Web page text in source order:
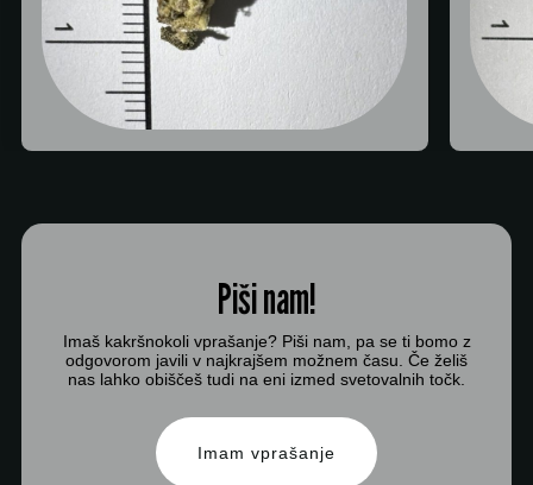
Piši nam!
Imaš kakršnokoli vprašanje? Piši nam, pa se ti bomo z
odgovorom javili v najkrajšem možnem času. Če želiš
nas lahko obiščeš tudi na eni izmed svetovalnih točk.
Imam vprašanje